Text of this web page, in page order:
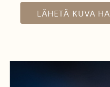
LÄHETÄ KUVA